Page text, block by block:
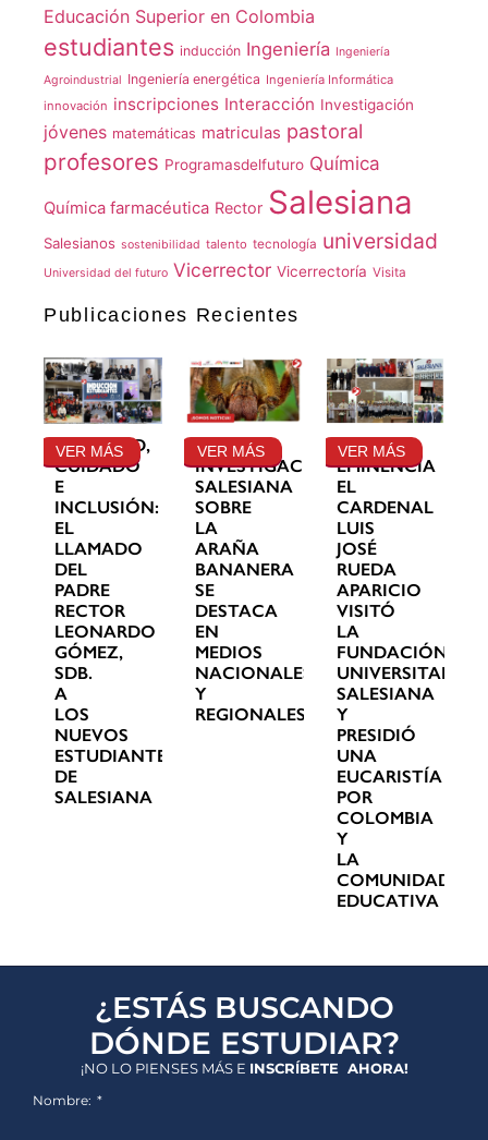
Educación Superior en Colombia
estudiantes inducción Ingeniería Ingeniería
Agroindustrial Ingeniería energética Ingeniería Informática
innovación inscripciones Interacción Investigación
jóvenes matemáticas matriculas pastoral
profesores Programasdelfuturo Química
Química farmacéutica Rector Salesiana
Salesianos sostenibilidad talento tecnología universidad
Universidad del futuro Vicerrector Vicerrectoría Visita
Publicaciones Recientes
GRATITUD,
CUIDADO
E
INCLUSIÓN:
EL
LLAMADO
DEL
PADRE
RECTOR
LEONARDO
GÓMEZ,
SDB.
A
LOS
NUEVOS
ESTUDIANTES
DE
SALESIANA
VER MÁS
LA
INVESTIGACIÓN
SALESIANA
SOBRE
LA
ARAÑA
BANANERA
SE
DESTACA
EN
MEDIOS
NACIONALES
Y
REGIONALES
VER MÁS
SU
EMINENCIA
EL
CARDENAL
LUIS
JOSÉ
RUEDA
APARICIO
VISITÓ
LA
FUNDACIÓN
UNIVERSITARIA
SALESIANA
Y
PRESIDIÓ
UNA
EUCARISTÍA
POR
COLOMBIA
Y
LA
COMUNIDAD
EDUCATIVA
VER MÁS
¿ESTÁS BUSCANDO
DÓNDE ESTUDIAR?
¡NO LO PIENSES MÁS E INSCRÍBETE AHORA!
Nombre: